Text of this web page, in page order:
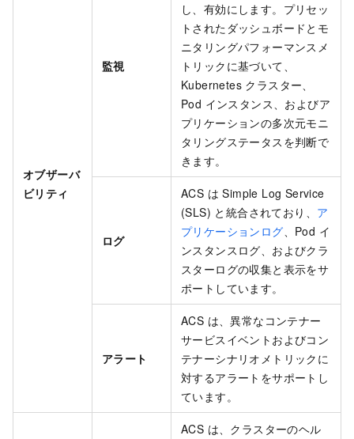
オブザーバ
ビリティ
監視
し、有効にします。プリセッ
トされたダッシュボードとモ
ニタリングパフォーマンスメ
トリックに基づいて、
Kubernetes クラスター、
Pod インスタンス、およびア
プリケーションの多次元モニ
タリングステータスを判断で
きます。
ログ
ACS は Simple Log Service
(SLS) と統合されており、 ア
プリケーションログ、Pod イ
ンスタンスログ、およびクラ
スターログの収集と表示をサ
ポートしています。
アラート
ACS は、異常なコンテナー
サービスイベントおよびコン
テナーシナリオメトリックに
対するアラートをサポートし
ています。
ACS は、クラスターのヘル